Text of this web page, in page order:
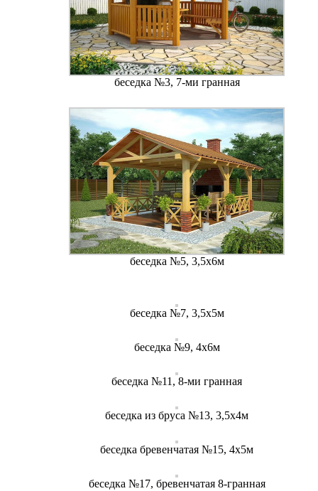
беседка №3, 7-ми гранная
беседка №5, 3,5х6м
беседка №7, 3,5х5м
беседка №9, 4х6м
беседка №11, 8-ми гранная
беседка из бруса №13, 3,5х4м
беседка бревенчатая №15, 4х5м
беседка №17, бревенчатая 8-гранная